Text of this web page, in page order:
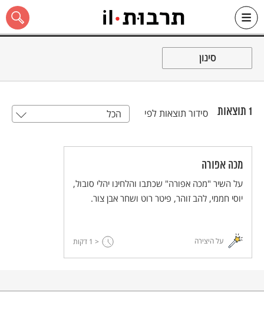
Skip
כל האתר
סינון
1 תוצאות סידור תוצאות לפי הכל
מכה אפורה
על השיר "מכה אפורה" שכתבו והלחינו יהלי סובול,
יוסי חממי, להב זוהר, פיטר רוט ושחר אבן צור.
על היצירה < 1 דקות